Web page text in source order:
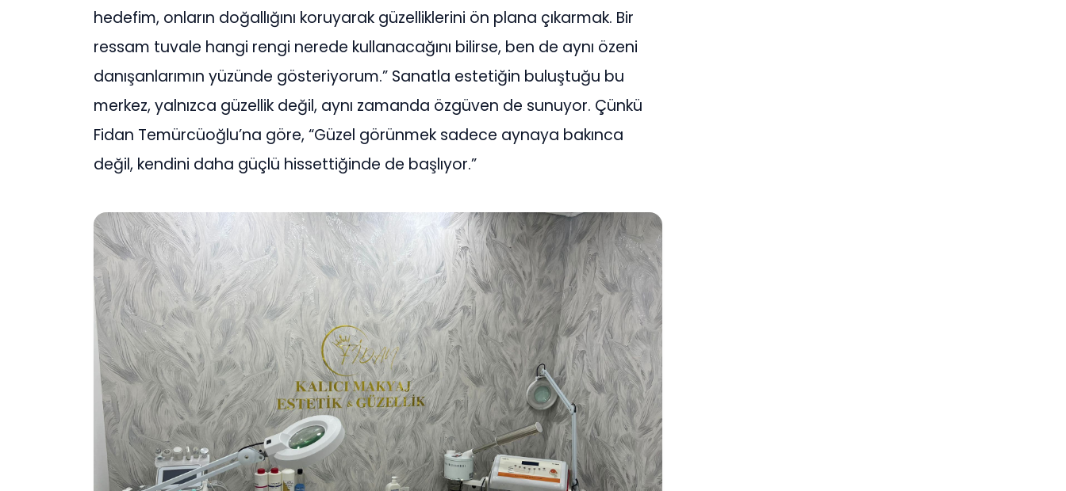
hedefim, onların doğallığını koruyarak güzelliklerini ön plana çıkarmak. Bir
ressam tuvale hangi rengi nerede kullanacağını bilirse, ben de aynı özeni
danışanlarımın yüzünde gösteriyorum.” Sanatla estetiğin buluştuğu bu
merkez, yalnızca güzellik değil, aynı zamanda özgüven de sunuyor. Çünkü
Fidan Temürcüoğlu’na göre, “Güzel görünmek sadece aynaya bakınca
değil, kendini daha güçlü hissettiğinde de başlıyor.”